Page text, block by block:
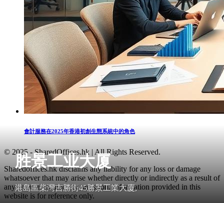
胜景工业大厦
港島區柴灣吉勝街45勝景工業大廈,
會計服務在2025年香港初創生態系統中的角色
© 2025 - SharedOffices.hk | All Rights Reserved.
Sharedoffices.hk disclaims any liability for any loss or damage
whatsoever that may arise whether directly or indirectly as a result of
any error, inaccuracy or omission. Information provided in this
website is for reference only.